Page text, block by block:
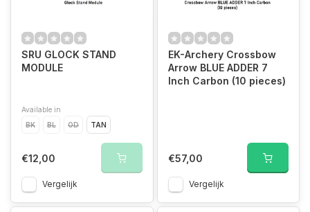
SRU GLOCK STAND
MODULE
Available in
BK
BL OD TAN
€12,00
Vergelijk
EK-Archery Crossbow
Arrow BLUE ADDER 7
Inch Carbon (10 pieces)
€57,00
Vergelijk